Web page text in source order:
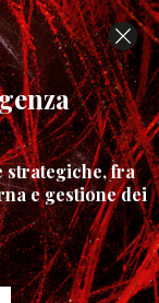
strategiche, fra
e gestione dei